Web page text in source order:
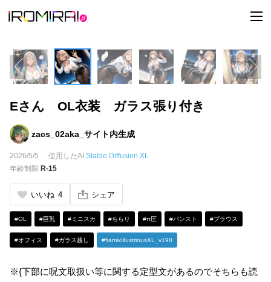
t
o
l
e
n
a
v
Eさん OL衣装 ガラス張り付き
zacs_02aka_サイト内生成
2026/5/5 使用したAI Stable Diffusion XL
年齢制限 R-15
いいね 4 シェア
#OL #巨乳 #ミニスカ #ちらり #π圧 #パンスト #ブラウス
#オフィス #ガラス越し #fiamixIllustriousXL_v190
※{下部に呪文取扱い等に関する定型文があるのでそちらも読